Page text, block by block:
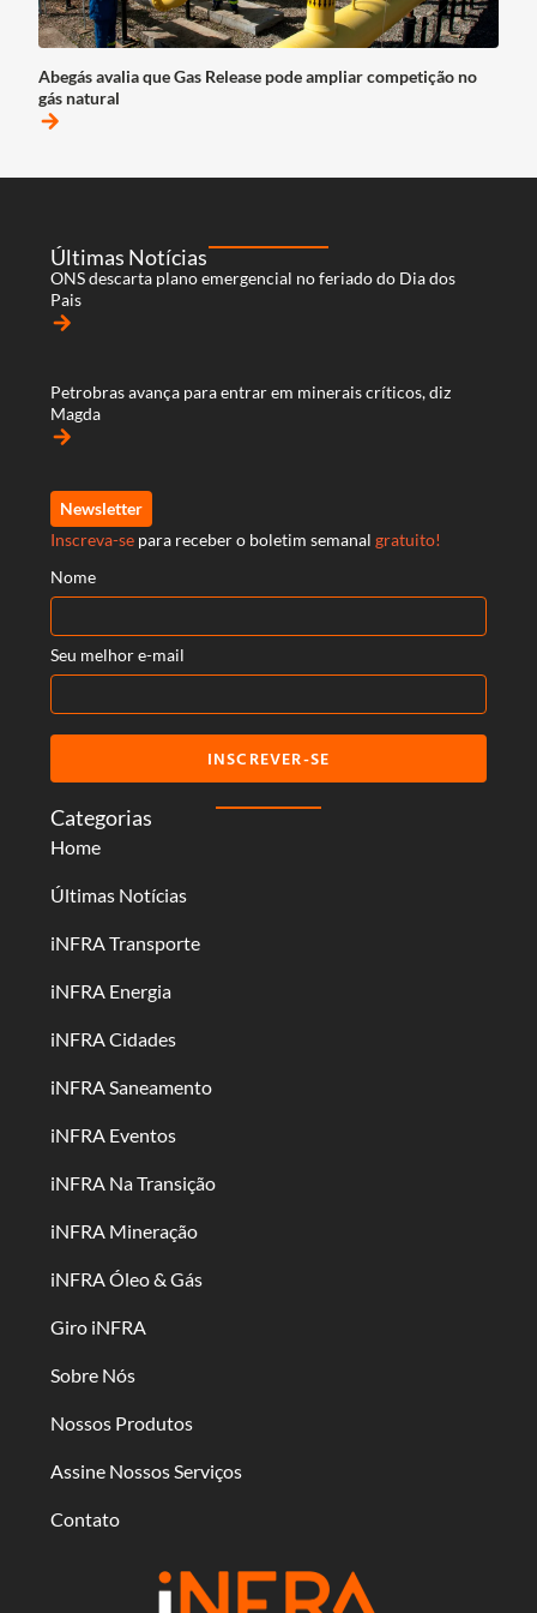
Abegás avalia que Gas Release pode ampliar competição no
gás natural
arrow_forward
Categorias
Home
Últimas Notícias
iNFRA Transporte
iNFRA Energia
iNFRA Cidades
iNFRA Saneamento
iNFRA Eventos
iNFRA Na Transição
iNFRA Mineração
iNFRA Óleo & Gás
Giro iNFRA
Sobre Nós
Nossos Produtos
Assine Nossos Serviços
Contato
Últimas Notícias
ONS descarta plano emergencial no feriado do Dia dos
Pais
arrow_forward
Petrobras avança para entrar em minerais críticos, diz
Magda
arrow_forward
Newsletter
Inscreva-se para receber o boletim semanal gratuito!
Nome
Seu melhor e-mail
INSCREVER-SE